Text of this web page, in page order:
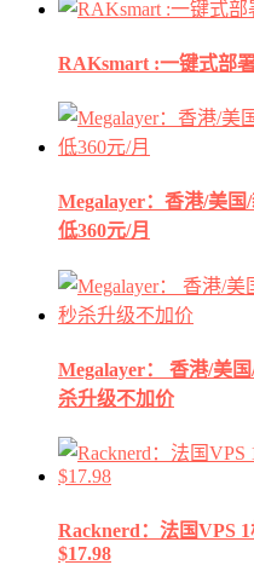
RAKsmart :一键式部
Megalayer：香港/美
低360元/月
Megalayer： 香港/美
杀升级不加价
Racknerd：法国VPS 1
$17.98